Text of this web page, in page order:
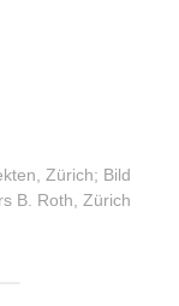
Zürich; Bild
B. Roth, Zürich